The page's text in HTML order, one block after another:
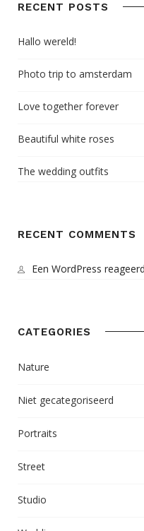
RECENT POSTS
Hallo wereld!
Photo trip to amsterdam
Love together forever
Beautiful white roses
The wedding outfits
RECENT COMMENTS
Een WordPress
CATEGORIES
Nature
Niet gecategoriseerd
Portraits
Street
Studio